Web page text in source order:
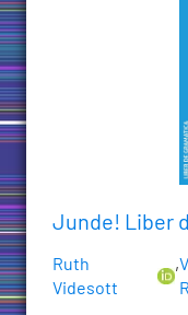
Junde! Liber
Ruth
Videsott
,